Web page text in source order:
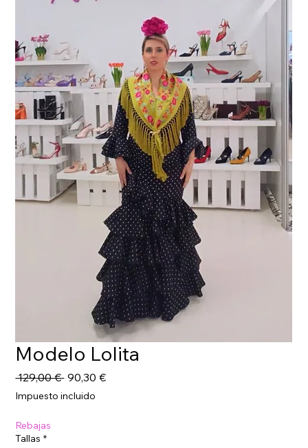
Modelo Lolita
129,00 € Precio
90,30 €Precio
Impuesto incluido
Rebajas
Tallas *